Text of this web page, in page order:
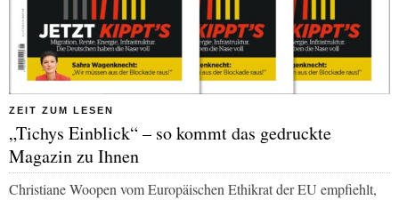
ZEIT ZUM LESEN
„Tichys Einblick“ – so kommt das gedruckte
Magazin zu Ihnen
Christiane Woopen vom Europäischen Ethikrat der EU empfiehlt,